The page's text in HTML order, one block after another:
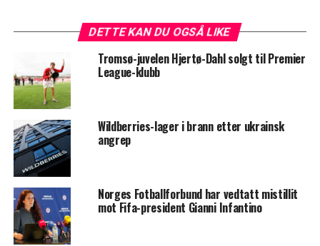
DETTE KAN DU OGSÅ LIKE
Tromsø-juvelen Hjertø-Dahl solgt til Premier
League-klubb
Wildberries-lager i brann etter ukrainsk
angrep
Norges Fotballforbund har vedtatt mistillit
mot Fifa-president Gianni Infantino